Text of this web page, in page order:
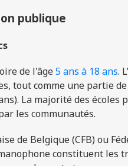
publique
de l'âge5ans à 18 ans. L’
, tout comme une partie
La majoritédes écoles
les communautés.
de Belgique (CFB) ou
constituent les